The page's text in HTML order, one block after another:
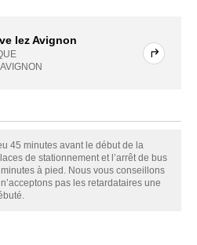
lez Avignon
45 minutes avant le début de la
de stationnement et l’arrêt de bus
à pied. Nous vous conseillons
pas les retardataires une